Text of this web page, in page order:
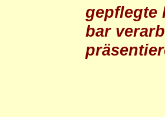
gepflegte
bar